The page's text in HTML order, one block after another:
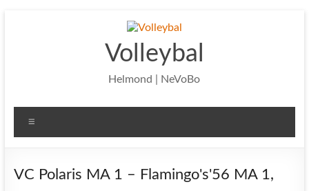
Volleybal
Helmond | NeVoBo
VC Polaris MA 1 – Flamingo's'56 MA 1,